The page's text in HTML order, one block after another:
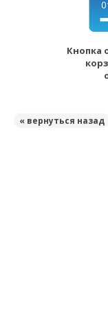
Кнопка
« вернуться назад